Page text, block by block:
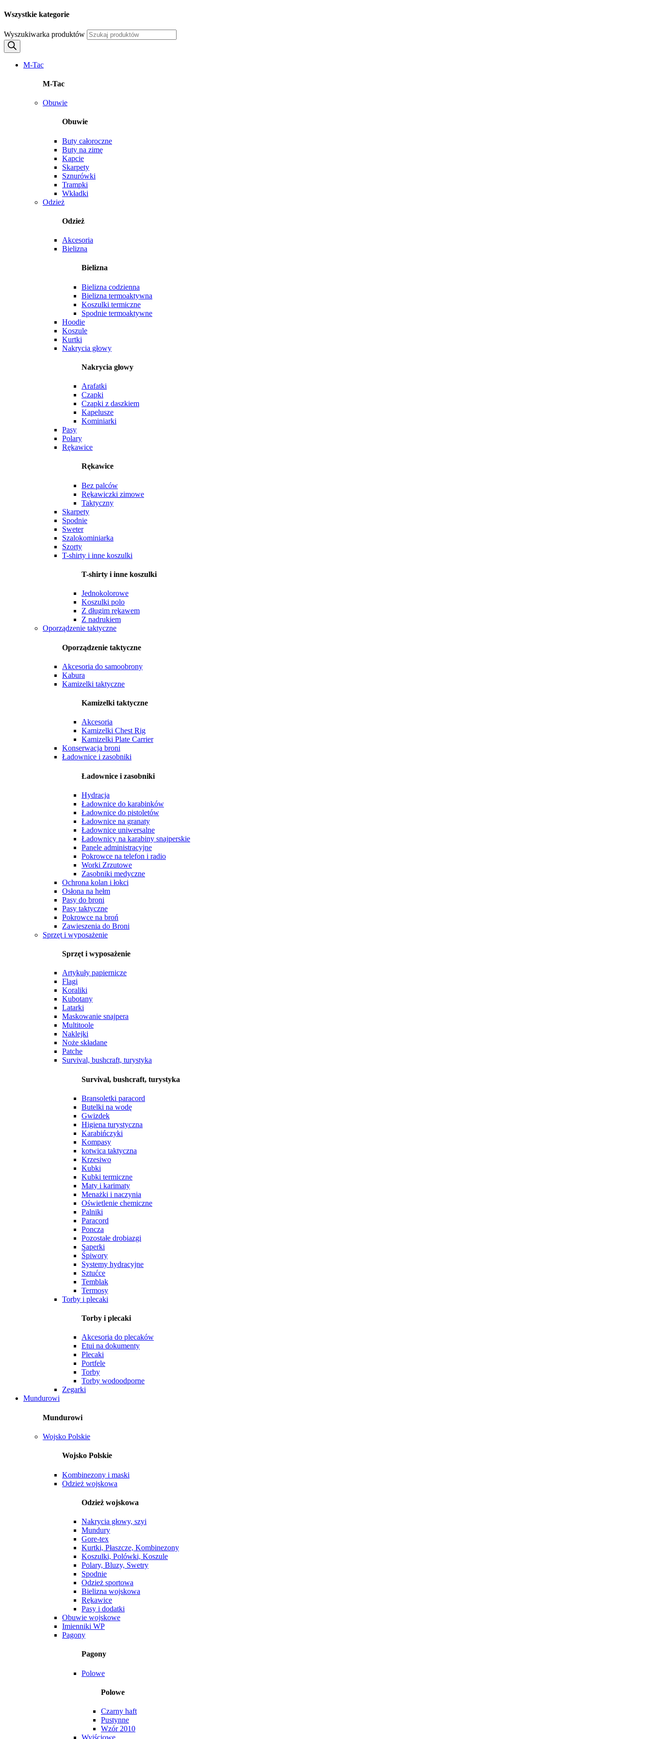
Wszystkie kategorie
Wyszukiwarka produktów
M-Tac
M-Tac
Obuwie
Obuwie
Buty całoroczne
Buty na zimę
Kapcie
Skarpety
Sznurówki
Trampki
Wkładki
Odzież
Odzież
Akcesoria
Bielizna
Bielizna
Bielizna codzienna
Bielizna termoaktywna
Koszulki termiczne
Spodnie termoaktywne
Hoodie
Koszule
Kurtki
Nakrycia głowy
Nakrycia głowy
Arafatki
Czapki
Czapki z daszkiem
Kapelusze
Kominiarki
Pasy
Polary
Rękawice
Rękawice
Bez palców
Rękawiczki zimowe
Taktyczny
Skarpety
Spodnie
Sweter
Szalokominiarka
Szorty
T-shirty i inne koszulki
T-shirty i inne koszulki
Jednokolorowe
Koszulki polo
Z długim rękawem
Z nadrukiem
Oporządzenie taktyczne
Oporządzenie taktyczne
Akcesoria do samoobrony
Kabura
Kamizelki taktyczne
Kamizelki taktyczne
Akcesoria
Kamizelki Chest Rig
Kamizelki Plate Carrier
Konserwacja broni
Ładownice i zasobniki
Ładownice i zasobniki
Hydracja
Ładownice do karabinków
Ładownice do pistoletów
Ładownice na granaty
Ładownice uniwersalne
Ładownicy na karabiny snajperskie
Panele administracyjne
Pokrowce na telefon i radio
Worki Zrzutowe
Zasobniki medyczne
Ochrona kolan i łokci
Osłona na hełm
Pasy do broni
Pasy taktyczne
Pokrowce na broń
Zawieszenia do Broni
Sprzęt i wyposażenie
Sprzęt i wyposażenie
Artykuły papiernicze
Flagi
Koraliki
Kubotany
Latarki
Maskowanie snajpera
Multitoole
Naklejki
Noże składane
Patche
Survival, bushcraft, turystyka
Survival, bushcraft, turystyka
Bransoletki paracord
Butelki na wodę
Gwizdek
Higiena turystyczna
Karabińczyki
Kompasy
kotwica taktyczna
Krzesiwo
Kubki
Kubki termiczne
Maty i karimaty
Menażki i naczynia
Oświetlenie chemiczne
Palniki
Paracord
Poncza
Pozostałe drobiazgi
Saperki
Śpiwory
Systemy hydracyjne
Sztućce
Temblak
Termosy
Torby i plecaki
Torby i plecaki
Akcesoria do plecaków
Etui na dokumenty
Plecaki
Portfele
Torby
Torby wodoodporne
Zegarki
Mundurowi
Mundurowi
Wojsko Polskie
Wojsko Polskie
Kombinezony i maski
Odzież wojskowa
Odzież wojskowa
Nakrycia głowy, szyi
Mundury
Gore-tex
Kurtki, Płaszcze, Kombinezony
Koszulki, Polówki, Koszule
Polary, Bluzy, Swetry
Spodnie
Odzież sportowa
Bielizna wojskowa
Rękawice
Pasy i dodatki
Obuwie wojskowe
Imienniki WP
Pagony
Pagony
Polowe
Polowe
Czarny haft
Pustynne
Wzór 2010
Wyjściowe